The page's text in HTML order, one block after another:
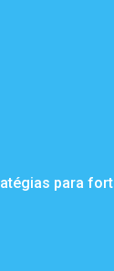
para